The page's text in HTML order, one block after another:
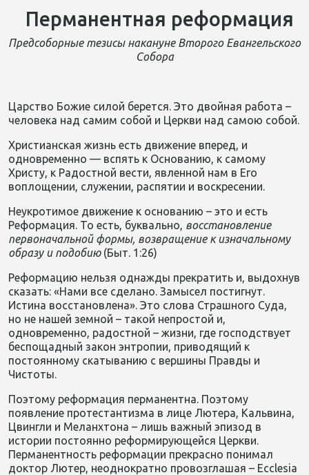
Перманентная реформация
Предсоборные тезисы накануне Второго Евангельского
Собора
Царство Божие силой берется. Это двойная работа –
человека над самим собой и Церкви над самою собой.
Христианская жизнь есть движение вперед, и
одновременно — вспять к Основанию, к самому
Христу, к Радостной вести, явленной нам в Его
воплощении, служении, распятии и воскресении.
Неукротимое движение к основанию – это и есть
Реформация. То есть, буквально, восстановление
первоначальной формы, возвращение к изначальному
образу и подобию (Быт. 1:26)
Реформацию нельзя однажды прекратить и, выдохнув
сказать: «Нами все сделано. Замысел постигнут.
Истина восстановлена». Это слова Страшного Суда,
но не нашей земной – такой непростой и,
одновременно, радостной – жизни, где господствует
беспощадный закон энтропии, приводящий к
постоянному скатыванию с вершины Правды и
Чистоты.
Поэтому реформация перманентна. Поэтому
появление протестантизма в лице Лютера, Кальвина,
Цвингли и Меланхтона – лишь важный эпизод в
истории постоянно реформирующейся Церкви.
Перманентность реформации прекрасно понимал
доктор Лютер, неоднократно провозглашая – Ecclesia